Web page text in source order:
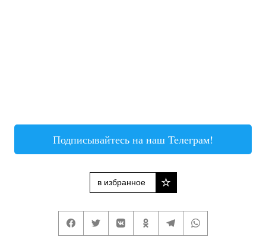
Подписывайтесь на наш Телеграм!
в избранное